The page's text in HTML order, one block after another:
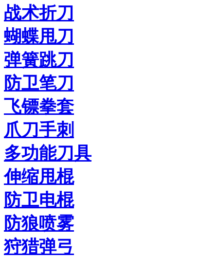
战术折刀
蝴蝶甩刀
弹簧跳刀
防卫笔刀
飞镖拳套
爪刀手刺
多功能刀具
伸缩甩棍
防卫电棍
防狼喷雾
狩猎弹弓